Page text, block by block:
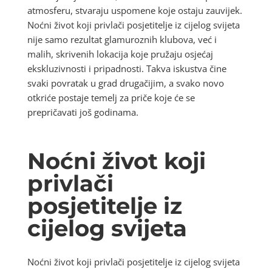
atmosferu, stvaraju uspomene koje ostaju zauvijek.
Noćni život koji privlači posjetitelje iz cijelog svijeta
nije samo rezultat glamuroznih klubova, već i
malih, skrivenih lokacija koje pružaju osjećaj
ekskluzivnosti i pripadnosti. Takva iskustva čine
svaki povratak u grad drugačijim, a svako novo
otkriće postaje temelj za priče koje će se
prepričavati još godinama.
Noćni život koji
privlači
posjetitelje iz
cijelog svijeta
Noćni život koji privlači posjetitelje iz cijelog svijeta